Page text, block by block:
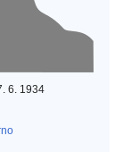
6. 1934